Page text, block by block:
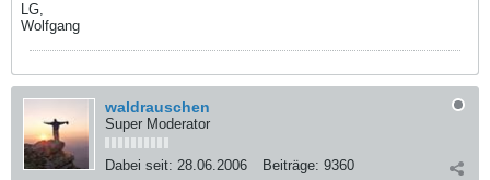
LG,
Wolfgang
waldrauschen
Super Moderator
Dabei seit: 28.06.2006 Beiträge: 9360